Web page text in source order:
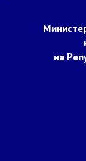
COVID-19
на